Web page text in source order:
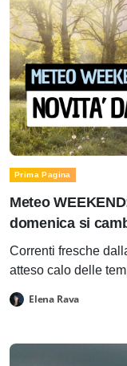
Prima Pagina
Meteo
domenica si
Correnti fresche
atteso calo delle
Elena Rava